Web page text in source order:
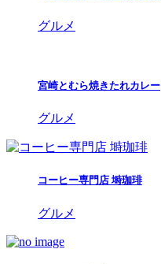
グルメ
宮崎とむら焼きたれカレー
グルメ
コーヒー専門店 塒珈琲
グルメ